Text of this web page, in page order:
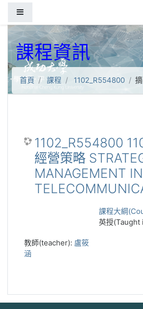
課程資訊
首頁 課程 1102_R554800
1102_R554800
經營策略
MANAGEMENT IN
課程大綱
英授(Taught
教師(teacher): 盧筱
涵